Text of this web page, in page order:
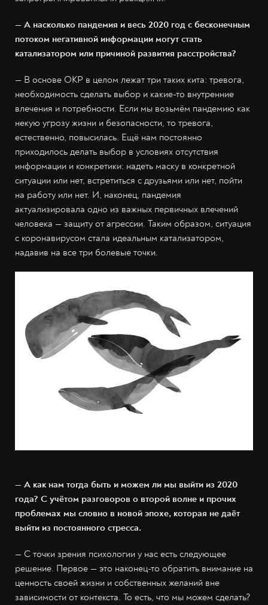
— А насколько пандемия и весь 2020 год с бесконечным
потоком негативной информации могут стать
катализатором или причиной развития расстройства?
— В основе ОКР в целом лежат три таких кита: тревога,
необходимость сделать выбор и какие-то внутренние
влечения и потребности. Если мы возьмём пандемию как
некую угрозу жизни и безопасности, то тревога,
естественно, повысилась. Ещё нам постоянно
приходилось делать выбор в условиях отсутствия
информации и конкретики: надеть маску в конкретной
ситуации или нет, встретиться с друзьями или нет, пойти
на работу или нет. И, наконец, пандемия
актуализировала одно из важных первичных влечений
человека — защиту от агрессии. Таким образом, ситуация
с коронавирусом стала идеальным катализатором,
надавив на все три болевые точки.
— А как нам тогда быть и можем ли мы выйти из 2020
года? С учётом разговоров о второй волне и прочих
проблемах мы словно в новой эпохе, которая не даёт
выйти из постоянного стресса.
— С точки зрения психологии у нас есть следующее
решение. Первое — это наконец-то обратить внимание на
ценность своей жизни и собственных желаний вне
зависимости от контекста. То есть, что мы можем сделать?